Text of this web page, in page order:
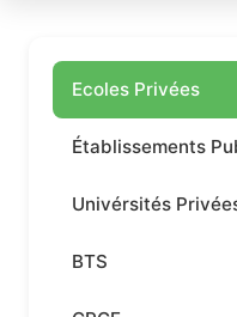
Ecoles Privées
Établissements
Univérsités
BTS